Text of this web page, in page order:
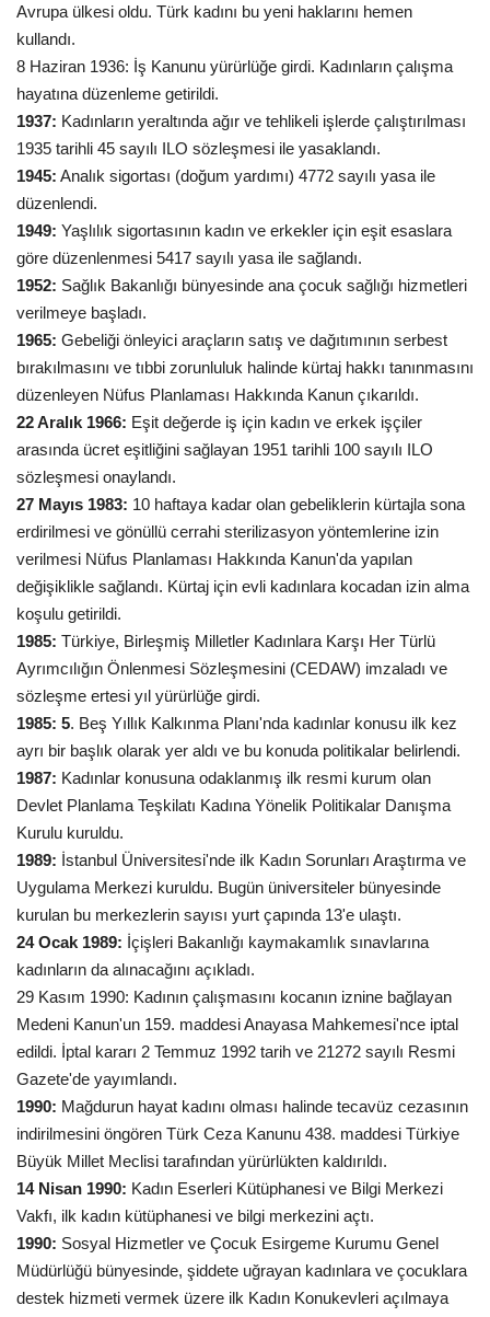
Avrupa ülkesi oldu. Türk kadını bu yeni haklarını hemen
kullandı.
8 Haziran 1936: İş Kanunu yürürlüğe girdi. Kadınların çalışma
hayatına düzenleme getirildi.
1937: Kadınların yeraltında ağır ve tehlikeli işlerde çalıştırılması
1935 tarihli 45 sayılı ILO sözleşmesi ile yasaklandı.
1945: Analık sigortası (doğum yardımı) 4772 sayılı yasa ile
düzenlendi.
1949: Yaşlılık sigortasının kadın ve erkekler için eşit esaslara
göre düzenlenmesi 5417 sayılı yasa ile sağlandı.
1952: Sağlık Bakanlığı bünyesinde ana çocuk sağlığı hizmetleri
verilmeye başladı.
1965: Gebeliği önleyici araçların satış ve dağıtımının serbest
bırakılmasını ve tıbbi zorunluluk halinde kürtaj hakkı tanınmasını
düzenleyen Nüfus Planlaması Hakkında Kanun çıkarıldı.
22 Aralık 1966: Eşit değerde iş için kadın ve erkek işçiler
arasında ücret eşitliğini sağlayan 1951 tarihli 100 sayılı ILO
sözleşmesi onaylandı.
27 Mayıs 1983: 10 haftaya kadar olan gebeliklerin kürtajla sona
erdirilmesi ve gönüllü cerrahi sterilizasyon yöntemlerine izin
verilmesi Nüfus Planlaması Hakkında Kanun'da yapılan
değişiklikle sağlandı. Kürtaj için evli kadınlara kocadan izin alma
koşulu getirildi.
1985: Türkiye, Birleşmiş Milletler Kadınlara Karşı Her Türlü
Ayrımcılığın Önlenmesi Sözleşmesini (CEDAW) imzaladı ve
sözleşme ertesi yıl yürürlüğe girdi.
1985: 5. Beş Yıllık Kalkınma Planı'nda kadınlar konusu ilk kez
ayrı bir başlık olarak yer aldı ve bu konuda politikalar belirlendi.
1987: Kadınlar konusuna odaklanmış ilk resmi kurum olan
Devlet Planlama Teşkilatı Kadına Yönelik Politikalar Danışma
Kurulu kuruldu.
1989: İstanbul Üniversitesi'nde ilk Kadın Sorunları Araştırma ve
Uygulama Merkezi kuruldu. Bugün üniversiteler bünyesinde
kurulan bu merkezlerin sayısı yurt çapında 13'e ulaştı.
24 Ocak 1989: İçişleri Bakanlığı kaymakamlık sınavlarına
kadınların da alınacağını açıkladı.
29 Kasım 1990: Kadının çalışmasını kocanın iznine bağlayan
Medeni Kanun'un 159. maddesi Anayasa Mahkemesi'nce iptal
edildi. İptal kararı 2 Temmuz 1992 tarih ve 21272 sayılı Resmi
Gazete'de yayımlandı.
1990: Mağdurun hayat kadını olması halinde tecavüz cezasının
indirilmesini öngören Türk Ceza Kanunu 438. maddesi Türkiye
Büyük Millet Meclisi tarafından yürürlükten kaldırıldı.
14 Nisan 1990: Kadın Eserleri Kütüphanesi ve Bilgi Merkezi
Vakfı, ilk kadın kütüphanesi ve bilgi merkezini açtı.
1990: Sosyal Hizmetler ve Çocuk Esirgeme Kurumu Genel
Müdürlüğü bünyesinde, şiddete uğrayan kadınlara ve çocuklara
destek hizmeti vermek üzere ilk Kadın Konukevleri açılmaya